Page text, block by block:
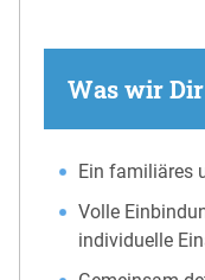
Was wir
Ein familiäres
Volle
individuelle